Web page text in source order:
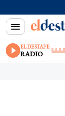
EL DESTAPE
RADIO